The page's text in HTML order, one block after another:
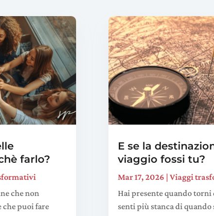
farlo?
che non
che puoi fare
E se la
viaggio fossi tu?
Mar 17, 2026 |Viaggi
Hai presente quando torni
senti più stanca di quando